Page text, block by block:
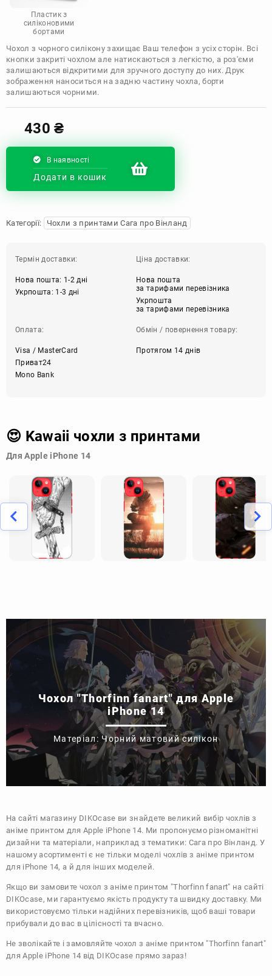
Пластик з
силіконовими
бортами
Чохол з чорного силікону захищає Ваш телефон з усіх сторін. Всі
кнопки закриті чохлом але натискаються з легкістю, а роз'єми
залишаються відкритими для зручного доступу до них. Друк
зображення наноситься на задню частину чохла, борти
залишаються чорними.
430₴
В наявності
Додати в кошик
Категорії: Чохли з принтами Сага про Вінланд
Термін доставки:
Нова пошта: 1-2 дні
Укрпошта: 1-3 дні
Ціна доставки:
Нова пошта
за тарифами перевізника
Укрпошта
за тарифами перевізника
Оплата:
Visa / MasterCard
Приват24
Mono Bank
Обмін / повернення товару:
Протягом 14 днів
😍 Kawaii чохли з принтами
Для Apple iPhone 14
Чохол "Thorfinn fanart" для Apple
iPhone 14
Матеріал: Чорний матовий силікон
На сайті магазину DIKOcase ви знайдете великий вибір чохлів з
аніме принтом для Apple iPhone 14. Ми пропонуємо різноманітні
дизайни та матеріали, наприклад з тематики: Сага про Вінланд. У
нашому асортименті є не тільки моделі чохлів з аніме принтом
для iPhone 14, а й для інших моделей.
Якщо ви замовите чохол з аніме принтом "Thorfinn fanart" на сайті
DIKOcase, ми гарантуємо якість продукту та швидку доставку. Ми
використовуємо тільки надійних перевізників, щоб ваші товари
прибували до вас в цілісності та вчасно.
Не зволікайте і замовляйте чохол з аніме принтом "Thorfinn fanart"
для Apple iPhone 14 від DIKOcase прямо зараз!